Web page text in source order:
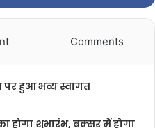
Comments
हुआ भव्य स्वागत
शुभारंभ, बक्सर में होगा